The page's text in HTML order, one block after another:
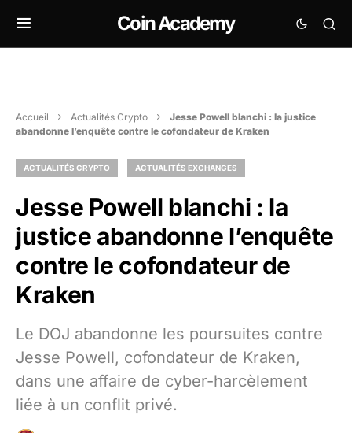
Coin Academy
Accueil Actualités Crypto
Jesse Powell blanchi : la justice
abandonne l’enquête contre le cofondateur de Kraken
ACTUALITÉS CRYPTO ACTUALITÉS EXCHANGES
Jesse Powell blanchi : la
justice abandonne l’enquête
contre le cofondateur de
Kraken
Le DOJ abandonne les poursuites contre
Jesse Powell, cofondateur de Kraken,
dans une affaire de cyber-harcèlement
liée à un conflit privé.